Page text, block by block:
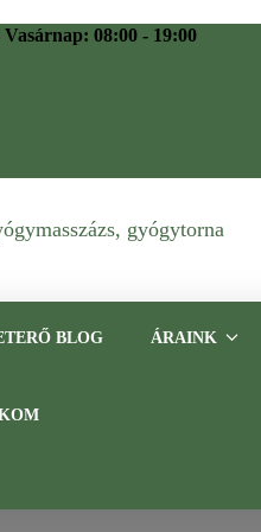
08:00 - 19:00
masszázs Budapesten –
BLOG ÁRAINK